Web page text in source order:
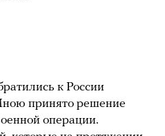
к России
принято решение
операции.